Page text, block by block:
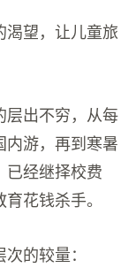
渴望，让儿童旅
层出不穷，从每
内游，再到寒暑
已经继择校费
花钱杀手。
的较量：